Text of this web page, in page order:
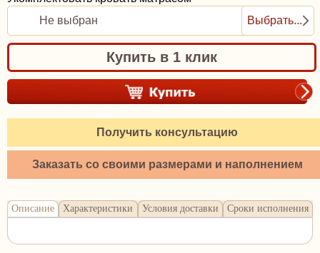
И Средником
Не выбран
Выбрать...
Купить в 1 клик
Получить консультацию
Заказать со своими размерами и наполнением
Описание Характеристики Условия доставки Сроки исполнения